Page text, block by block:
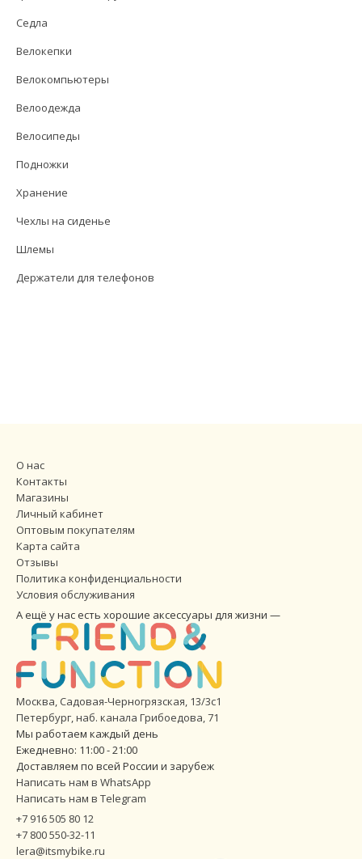
Седла
Велокепки
Велокомпьютеры
Велоодежда
Велосипеды
Подножки
Хранение
Чехлы на сиденье
Шлемы
Держатели для телефонов
О нас
Контакты
Магазины
Личный кабинет
Оптовым покупателям
Карта сайта
Отзывы
Политика конфиденциальности
Условия обслуживания
А ещё у нас есть хорошие аксессуары для жизни —
Москва, Садовая-Черногрязская, 13/3с1
Петербург,наб. канала Грибоедова, 71
Мы работаем каждый день
Ежедневно: 11:00 - 21:00
Доставляем по всей России и зарубеж
Написать нам в WhatsApp
Написать нам в Telegram
+7 916 505 80 12
+7 800 550-32-11
lera@itsmybike.ru